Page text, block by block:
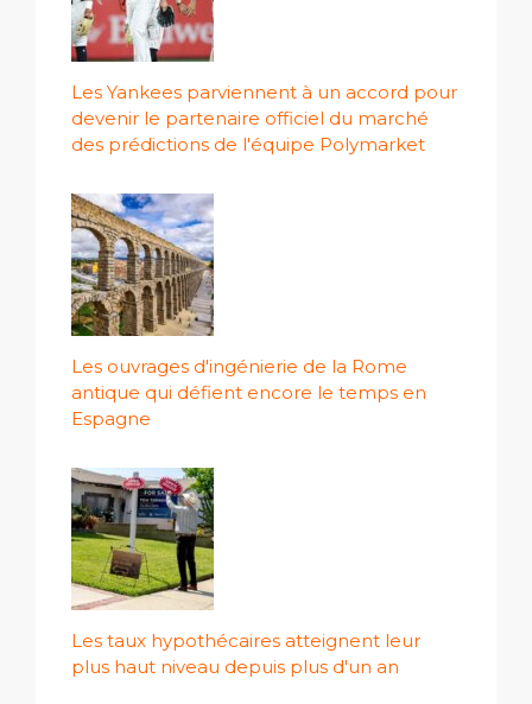
Les Yankees parviennent à un accord pour
devenir le partenaire officiel du marché
des prédictions de l'équipe Polymarket
Les ouvrages d'ingénierie de la Rome
antique qui défient encore le temps en
Espagne
Les taux hypothécaires atteignent leur
plus haut niveau depuis plus d'un an